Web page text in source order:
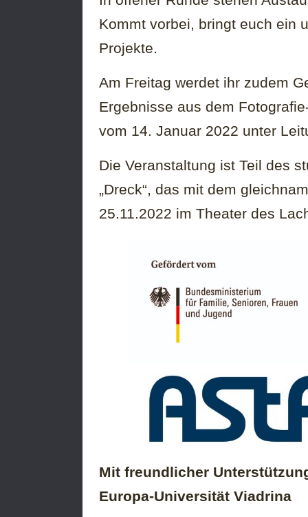
Kommt vorbei, bringt euch ein
Projekte.
Am Freitag werdet ihr zudem
Ergebnisse aus dem
vom 14. Januar 2022 unter
Die Veranstaltung ist Teil des
„Dreck“, das mit dem
25.11.2022 im Theater des
Mit freundlicher
Europa-Universität Viadrina